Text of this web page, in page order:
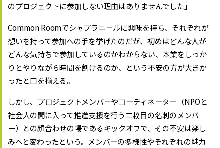
のプロジェクトに参加しない理由はありませんでした」
Common Roomでシャプラニールに興味を持ち、それぞれが
想いを持って参加への手を挙げたのだが、初めはどんな人が
どんな気持ちで参加しているのかわからない、本業をしっか
りとやりながら時間を割けるのか、という不安の方が大きか
ったと口を揃える。
しかし、プロジェクトメンバーやコーディネーター（NPOと
社会人の間に入って推進支援を行う二枚目の名刺のメンバ
ー）との顔合わせの場であるキックオフで、その不安は楽し
みへと変わったという。メンバーの多様性やそれぞれの魅力